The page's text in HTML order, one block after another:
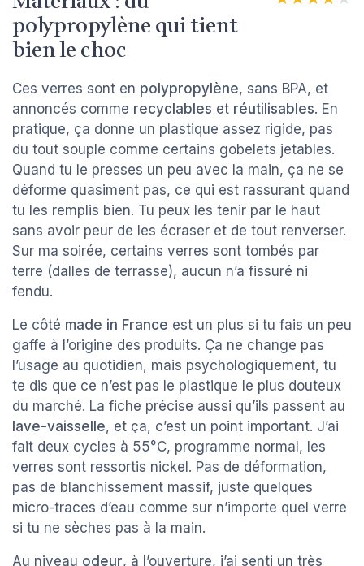
polypropylène qui tient
bien le choc
Ces verres sont en polypropylène, sans BPA, et
annoncés comme recyclables et réutilisables. En
pratique, ça donne un plastique assez rigide, pas
du tout souple comme certains gobelets jetables.
Quand tu le presses un peu avec la main, ça ne se
déforme quasiment pas, ce qui est rassurant quand
tu les remplis bien. Tu peux les tenir par le haut
sans avoir peur de les écraser et de tout renverser.
Sur ma soirée, certains verres sont tombés par
terre (dalles de terrasse), aucun n’a fissuré ni
fendu.
Le côté made in France est un plus si tu fais un peu
gaffe à l’origine des produits. Ça ne change pas
l’usage au quotidien, mais psychologiquement, tu
te dis que ce n’est pas le plastique le plus douteux
du marché. La fiche précise aussi qu’ils passent au
lave-vaisselle, et ça, c’est un point important. J’ai
fait deux cycles à 55°C, programme normal, les
verres sont ressortis nickel. Pas de déformation,
pas de blanchissement massif, juste quelques
micro-traces d’eau comme sur n’importe quel verre
si tu ne sèches pas à la main.
Au niveau odeur, à l’ouverture, j’ai senti un très